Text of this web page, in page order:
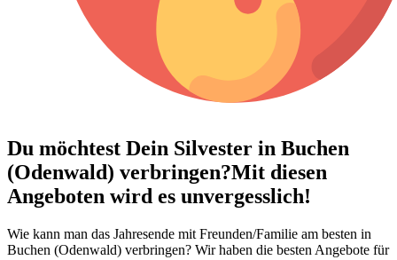
Du möchtest Dein Silvester in Buchen
(Odenwald) verbringen?Mit diesen
Angeboten wird es unvergesslich!
Wie kann man das Jahresende mit Freunden/Familie am besten in
Buchen (Odenwald) verbringen? Wir haben die besten Angebote für